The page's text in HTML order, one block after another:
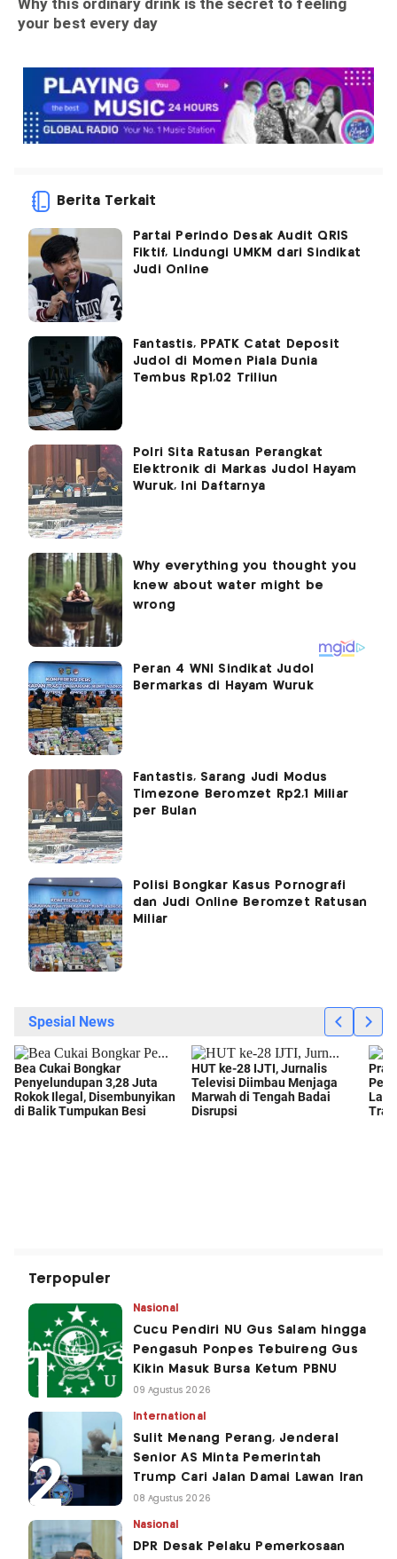
Berita Terkait
Partai Perindo Desak Audit QRIS
Fiktif, Lindungi UMKM dari Sindikat
Judi Online
Fantastis, PPATK Catat Deposit
Judol di Momen Piala Dunia
Tembus Rp1,02 Triliun
Polri Sita Ratusan Perangkat
Elektronik di Markas Judol Hayam
Wuruk, Ini Daftarnya
Peran 4 WNI Sindikat Judol
Bermarkas di Hayam Wuruk
Fantastis, Sarang Judi Modus
Timezone Beromzet Rp2,1 Miliar
per Bulan
Polisi Bongkar Kasus Pornografi
dan Judi Online Beromzet Ratusan
Miliar
Terpopuler
Nasional
Cucu Pendiri NU Gus Salam hingga
Pengasuh Ponpes Tebuireng Gus
Kikin Masuk Bursa Ketum PBNU
09 Agustus 2026
International
Sulit Menang Perang, Jenderal
Senior AS Minta Pemerintah
Trump Cari Jalan Damai Lawan Iran
08 Agustus 2026
Nasional
DPR Desak Pelaku Pemerkosaan